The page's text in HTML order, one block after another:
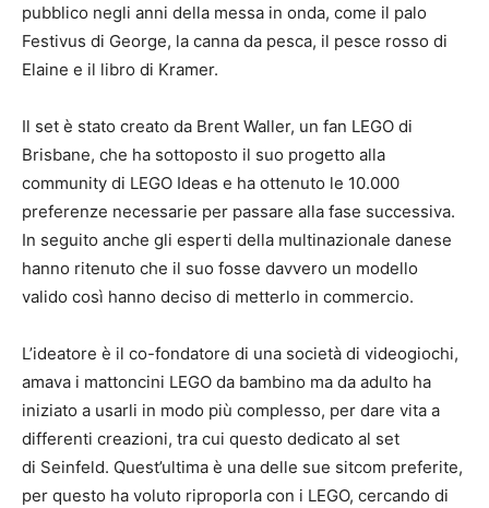
pubblico negli anni della messa in onda, come il palo
Festivus di George, la canna da pesca, il pesce rosso di
Elaine e il libro di Kramer.
Il set è stato creato da Brent Waller, un fan LEGO di
Brisbane, che ha sottoposto il suo progetto alla
community di LEGO Ideas e ha ottenuto le 10.000
preferenze necessarie per passare alla fase successiva.
In seguito anche gli esperti della multinazionale danese
hanno ritenuto che il suo fosse davvero un modello
valido così hanno deciso di metterlo in commercio.
L’ideatore è il co-fondatore di una società di videogiochi,
amava i mattoncini LEGO da bambino ma da adulto ha
iniziato a usarli in modo più complesso, per dare vita a
differenti creazioni, tra cui questo dedicato al set
di Seinfeld. Quest’ultima è una delle sue sitcom preferite,
per questo ha voluto riproporla con i LEGO, cercando di